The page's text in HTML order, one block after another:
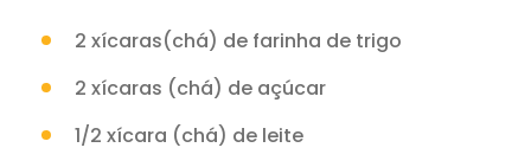
2 xícaras(chá) de farinha de trigo
2 xícaras (chá) de açúcar
1/2 xícara (chá) de leite